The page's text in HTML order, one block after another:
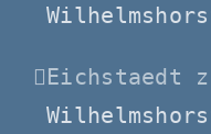
Eichstaedt